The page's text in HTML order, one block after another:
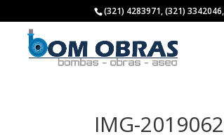
(321) 4283971, (321)
IMG-